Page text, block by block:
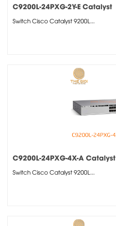
C9200L-24PXG-2Y-E Catalyst
Switch Cisco Catalyst 9200L...
C9200L-24PXG-4X-A Catalyst
Switch Cisco Catalyst 9200L...